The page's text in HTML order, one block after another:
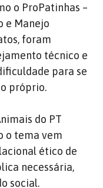
o ProPatinhas –
e Manejo
foram
técnico e
para se
próprio.
do PT
o tema vem
ético de
necessária,
social.